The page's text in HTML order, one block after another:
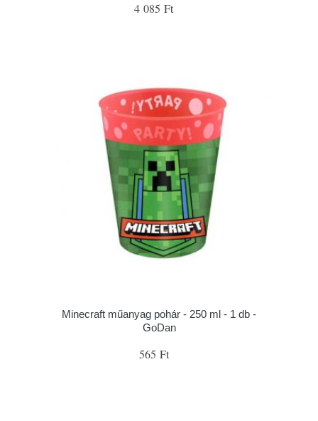
4 085 Ft
Minecraft műanyag pohár - 250 ml - 1 db -
GoDan
565 Ft